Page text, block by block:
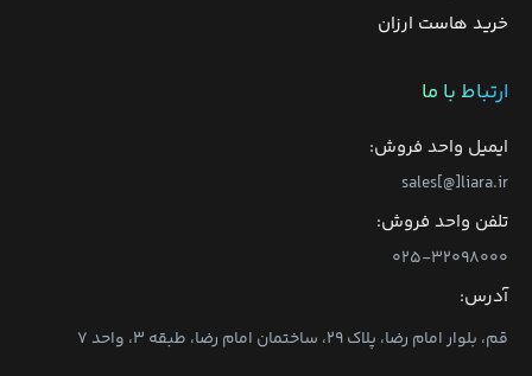
خرید هاست ارزان
ارتباط با ما
ایمیل واحد فروش:
sales[@]liara.ir
تلفن واحد فروش:
۰۲۵-۳۲۰۹۸۰۰۰
آدرس:
قم، بلوار امام رضا، پلاک ۲۹، ساختمان امام رضا، طبقه ۳، واحد ۷